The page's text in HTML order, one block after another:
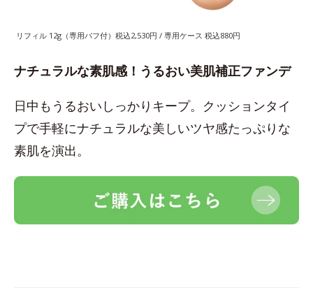
リフィル 12g（専用パフ付）税込2,530円 / 専用ケース 税込880円
ナチュラルな素肌感！うるおい美肌補正ファンデ
日中もうるおいしっかりキープ。クッションタイ
プで手軽にナチュラルな美しいツヤ感たっぷりな
素肌を演出。